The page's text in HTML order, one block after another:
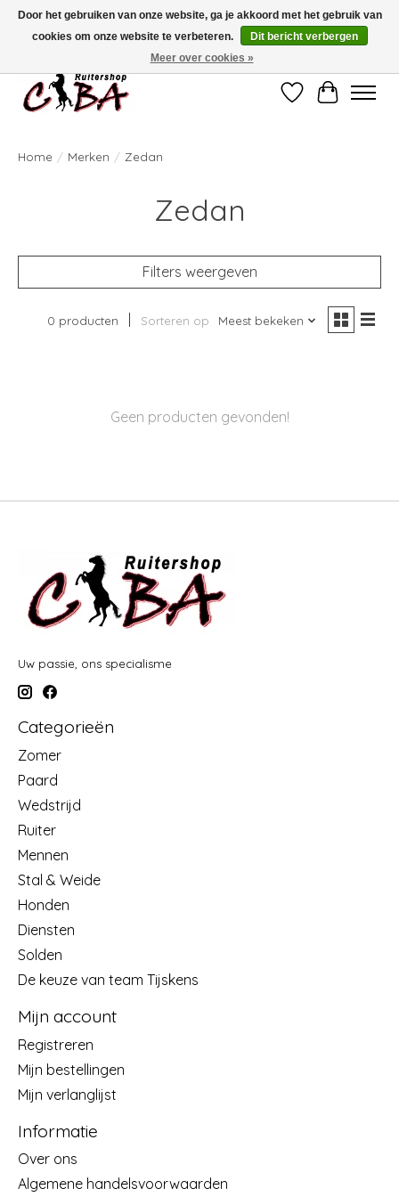
Bij vragen kan u ons contacteren op het nummer 011/60.67.34 ofciba@skynet.be
Ambachtstraat 22 A, 3530 Helchteren
Verlanglijst
Home / Merken / Zedan
Zedan
Filters weergeven
0 producten Sorteren op Meest bekeken
Geen producten gevonden!
Uw passie, ons specialisme
Categorieën
Zomer
Paard
Wedstrijd
Ruiter
Mennen
Stal & Weide
Honden
Diensten
Solden
De keuze van team Tijskens
Mijn account
Registreren
Mijn bestellingen
Mijn verlanglijst
Informatie
Over ons
Algemene handelsvoorwaarden
Door het gebruiken van onze website, ga je akkoord met het gebruik van
cookies om onze website te verbeteren.
Dit bericht verbergen
Meer over cookies »